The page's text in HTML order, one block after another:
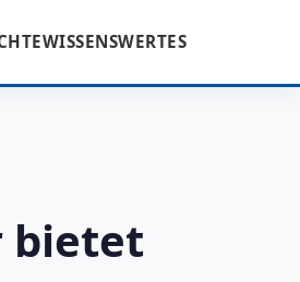
WISSENSWERTES
bietet